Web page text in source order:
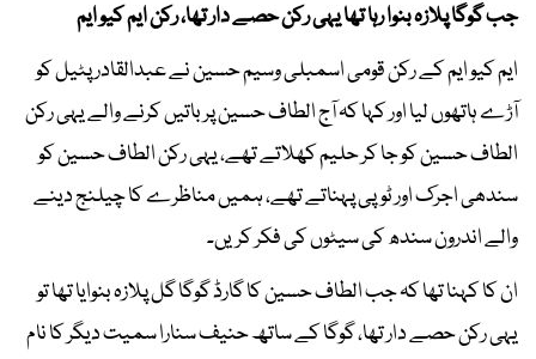
جب گوگا پلازہ بنوا رہا تھا یہی رکن حصے دار تھا، رکن ایم کیو ایم
ایم کیو ایم کے رکن قومی اسمبلی وسیم حسین نے عبدالقادر پٹیل کو
آڑے ہاتھوں لیا اور کہا کہ آج الطاف حسین پر باتیں کرنے والے یہی رکن
الطاف حسین کو جا کر حلیم کھلاتے تھے، یہی رکن الطاف حسین کو
سندھی اجرک اور ٹوپی پہناتے تھے، ہمیں مناظرے کا چیلنج دینے
والے اندرون سندھ کی سیٹوں کی فکر کریں۔
ان کا کہنا تھا کہ جب الطاف حسین کا گارڈ گوگا گل پلازہ بنوایا تھا تو
یہی رکن حصے دار تھا، گوگا کے ساتھ حنیف سنارا سمیت دیگر کا نام